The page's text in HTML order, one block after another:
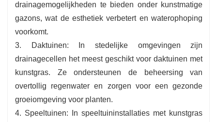
drainagemogelijkheden te bieden onder kunstmatige
gazons, wat de esthetiek verbetert en waterophoping
voorkomt.
3. Daktuinen: In stedelijke omgevingen zijn
drainagecellen het meest geschikt voor daktuinen met
kunstgras. Ze ondersteunen de beheersing van
overtollig regenwater en zorgen voor een gezonde
groeiomgeving voor planten.
4. Speeltuinen: In speeltuininstallaties met kunstgras